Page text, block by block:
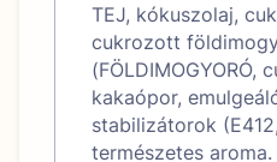
TEJ, kókuszolaj,
cukrozott
(FÖLDIMOGYORÓ,
kakaópor,
stabilizátorok
természetes